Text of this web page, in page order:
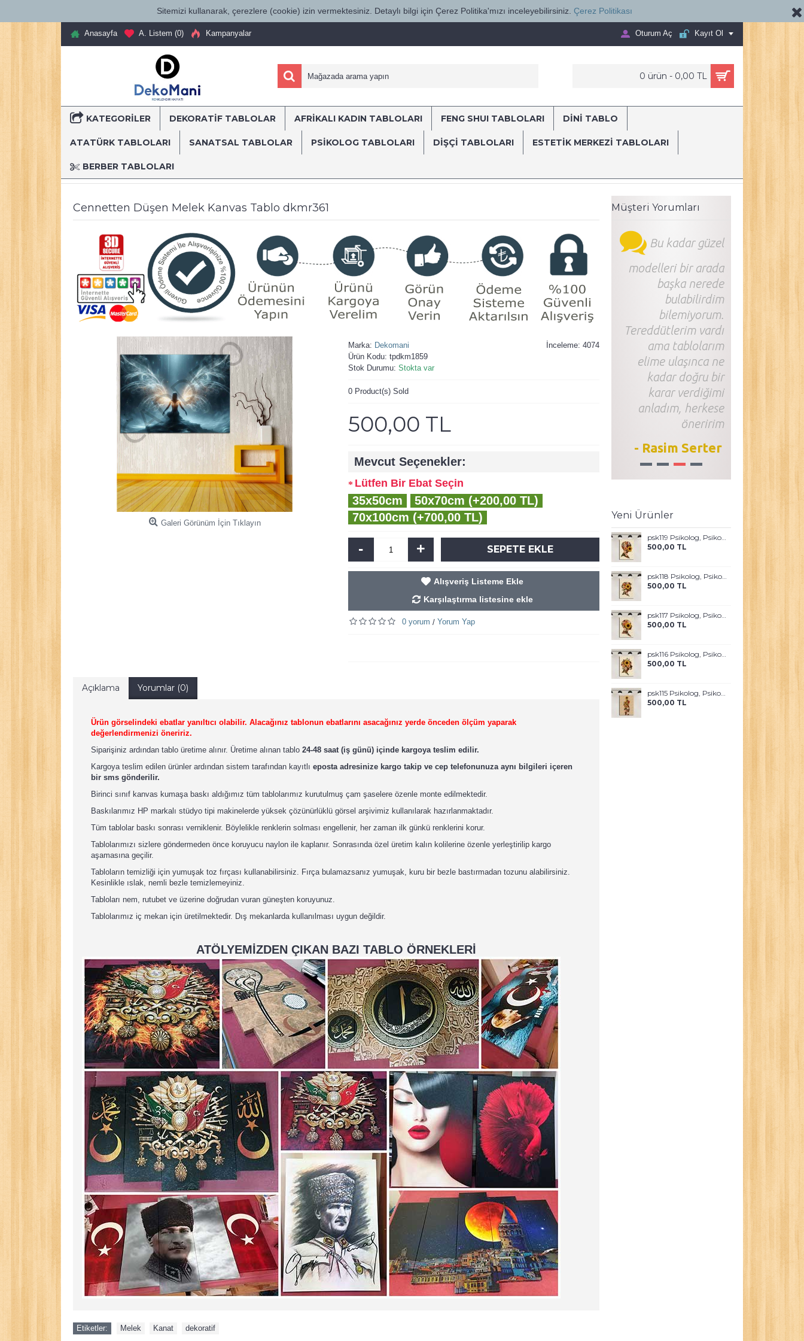
Sitemizi kullanarak, çerezlere (cookie) izin vermektesiniz. Detaylı bilgi için Çerez Politika'mızı inceleyebilirsiniz. Çerez Politikası
Anasayfa A. Listem (0) Kampanyalar Oturum Aç Kayıt Ol
0 ürün - 0,00 TL
KATEGORILER DEKORATİF TABLOLAR AFRİKALI KADIN TABLOLARI FENG SHUI TABLOLARI DİNİ TABLO
ATATÜRK TABLOLARI SANATSAL TABLOLAR PSİKOLOG TABLOLARI DIŞÇI TABLOLARI ESTETIK MERKEZI TABLOLARI
BERBER TABLOLARI
TÜRKİYE'NİN HER YERİNE SÜRAT KARGO İLE...
Anasayfa Dekoratif Kanvas Tablolar
Müşteri Yorumları
Bu kadar güzel
modelleri bir arada
başka nerede
bulabilirdim
bilemiyorum.
Tereddütlerim vardı
ama tablolarım
elime ulaşınca ne
kadar doğru bir
karar verdiğimi
anladım, herkese
öneririm
- Rasim Serter
1 2 3 4
Yeni Ürünler
psk119 Psikolog, Psikoterapi ve Psikiyatri Merkezi, Terapi Odası Tablosu Sanatla Terapi
500,00 TL
psk118 Psikolog, Psikoterapi ve Psikiyatri Merkezi, Terapi Odası Tablosu Sanatla Terapi
500,00 TL
psk117 Psikolog, Psikoterapi ve Psikiyatri Merkezi, Terapi Odası Tablosu Sanatla Terapi
500,00 TL
psk116 Psikolog, Psikoterapi ve Psikiyatri Merkezi, Terapi Odası Tablosu Sanatla Terapi
500,00 TL
psk115 Psikolog, Psikoterapi ve Psikiyatri Merkezi, Terapi Odası Tablosu Sanatla Terapi
500,00 TL
Cennetten Düşen Melek Kanvas Tablo dkmr361
Galeri Görünüm İçin Tıklayın
İnceleme: 4074
Marka: Dekomani
Ürün Kodu: tpdkm1859
Stok Durumu: Stokta var
0 Product(s) Sold
500,00 TL
Mevcut Seçenekler:
Lütfen Bir Ebat Seçin
35x50cm
50x70cm (+200,00 TL)
70x100cm (+700,00 TL)
- + SEPETE EKLE
Alışveriş Listeme Ekle
Karşılaştırma listesine ekle
0 yorum / Yorum Yap
Açıklama Yorumlar (0)
Ürün görselindeki ebatlar yanıltıcı olabilir. Alacağınız tablonun ebatlarını asacağınız yerde önceden ölçüm yaparak
değerlendirmenizi öneririz.
Siparişiniz ardından tablo üretime alınır. Üretime alınan tablo 24-48 saat (iş günü) içinde kargoya teslim edilir.
Kargoya teslim edilen ürünler ardından sistem tarafından kayıtlı eposta adresinize kargo takip ve cep telefonunuza aynı bilgileri içeren
bir sms gönderilir.
Birinci sınıf kanvas kumaşa baskı aldığımız tüm tablolarımız kurutulmuş çam şaselere özenle monte edilmektedir.
Baskılarımız HP markalı stüdyo tipi makinelerde yüksek çözünürlüklü görsel arşivimiz kullanılarak hazırlanmaktadır.
Tüm tablolar baskı sonrası verniklenir. Böylelikle renklerin solması engellenir, her zaman ilk günkü renklerini korur.
Tablolarımızı sizlere göndermeden önce koruyucu naylon ile kaplanır. Sonrasında özel üretim kalın kolilerine özenle yerleştirilip kargo
aşamasına geçilir.
Tabloların temizliği için yumuşak toz fırçası kullanabilirsiniz. Fırça bulamazsanız yumuşak, kuru bir bezle bastırmadan tozunu alabilirsiniz.
Kesinlikle ıslak, nemli bezle temizlemeyiniz.
Tabloları nem, rutubet ve üzerine doğrudan vuran güneşten koruyunuz.
Tablolarımız iç mekan için üretilmektedir. Dış mekanlarda kullanılması uygun değildir.
ATÖLYEMİZDEN ÇIKAN BAZI TABLO ÖRNEKLERİ
Etiketler: Melek Kanat dekoratif